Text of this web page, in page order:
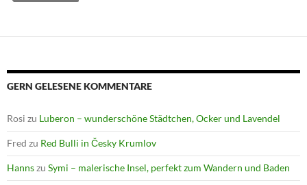
GERN GELESENE KOMMENTARE
Rosi zu Luberon – wunderschöne Städtchen, Ocker und Lavendel
Fred zu Red Bulli in Česky Krumlov
Hannszu Symi – malerische Insel, perfekt zum Wandern und Baden